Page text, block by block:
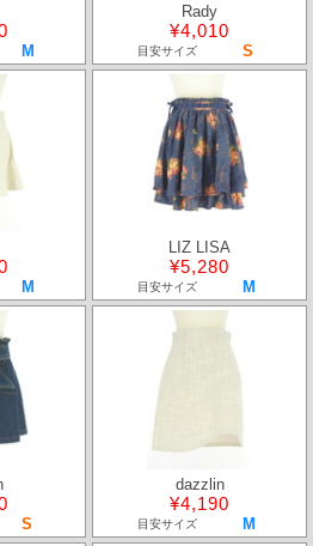
M
Rady
¥4,010
目安サイズ S
M
LIZ LISA
¥5,280
目安サイズ M
S
dazzlin
¥4,190
目安サイズ M